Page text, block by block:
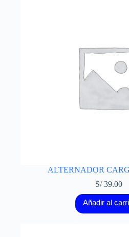
ALTERNADOR
S/39.00
Añadir al